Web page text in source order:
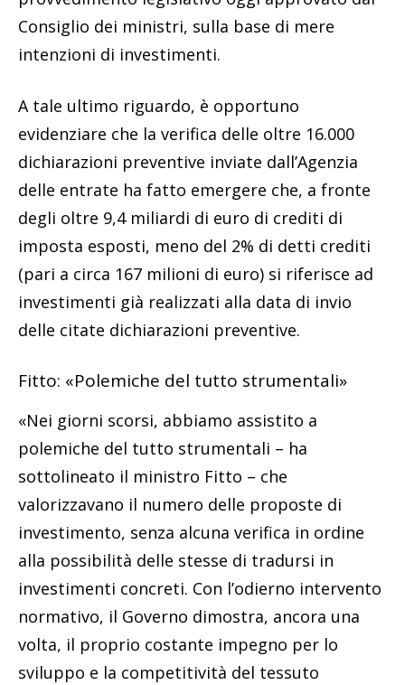
Consiglio dei ministri, sulla base di mere
intenzioni di investimenti.
A tale ultimo riguardo, è opportuno
evidenziare che la verifica delle oltre 16.000
dichiarazioni preventive inviate dall’Agenzia
delle entrate ha fatto emergere che, a fronte
degli oltre 9,4 miliardi di euro di crediti di
imposta esposti, meno del 2% di detti crediti
(pari a circa 167 milioni di euro) si riferisce ad
investimenti già realizzati alla data di invio
delle citate dichiarazioni preventive.
Fitto: «Polemiche del tutto strumentali»
«Nei giorni scorsi, abbiamo assistito a
polemiche del tutto strumentali – ha
sottolineato il ministro Fitto – che
valorizzavano il numero delle proposte di
investimento, senza alcuna verifica in ordine
alla possibilità delle stesse di tradursi in
investimenti concreti. Con l’odierno intervento
normativo, il Governo dimostra, ancora una
volta, il proprio costante impegno per lo
sviluppo e la competitività del tessuto